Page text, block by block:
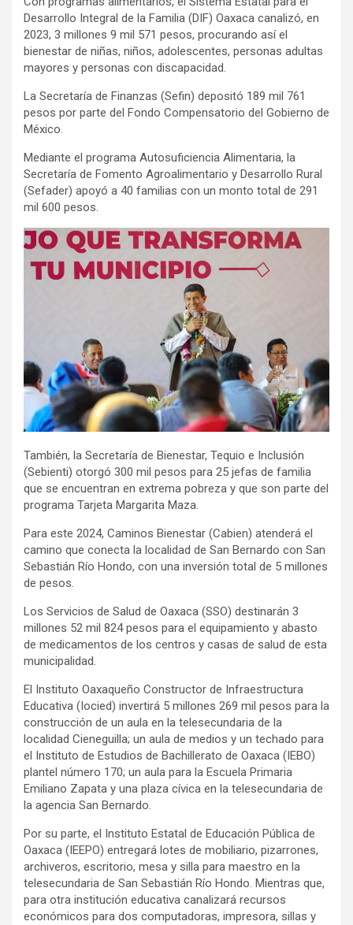
Desarrollo Integral de la Familia (DIF) Oaxaca canalizó, en
2023, 3 millones 9 mil 571 pesos, procurando así el
bienestar de niñas, niños, adolescentes, personas adultas
mayores y personas con discapacidad.
La Secretaría de Finanzas (Sefin) depositó 189 mil 761
pesos por parte del Fondo Compensatorio del Gobierno de
México.
Mediante el programa Autosuficiencia Alimentaria, la
Secretaría de Fomento Agroalimentario y Desarrollo Rural
(Sefader) apoyó a 40 familias con un monto total de 291
mil 600 pesos.
También, la Secretaría de Bienestar, Tequio e Inclusión
(Sebienti) otorgó 300 mil pesos para 25 jefas de familia
que se encuentran en extrema pobreza y que son parte del
programa Tarjeta Margarita Maza.
Para este 2024, Caminos Bienestar (Cabien) atenderá el
camino que conecta la localidad de San Bernardo con San
Sebastián Río Hondo, con una inversión total de 5 millones
de pesos.
Los Servicios de Salud de Oaxaca (SSO) destinarán 3
millones 52 mil 824 pesos para el equipamiento y abasto
de medicamentos de los centros y casas de salud de esta
municipalidad.
El Instituto Oaxaqueño Constructor de Infraestructura
Educativa (Iocied) invertirá 5 millones 269 mil pesos para la
construcción de un aula en la telesecundaria de la
localidad Cieneguilla; un aula de medios y un techado para
el Instituto de Estudios de Bachillerato de Oaxaca (IEBO)
plantel número 170; un aula para la Escuela Primaria
Emiliano Zapata y una plaza cívica en la telesecundaria de
la agencia San Bernardo.
Por su parte, el Instituto Estatal de Educación Pública de
Oaxaca (IEEPO) entregará lotes de mobiliario, pizarrones,
archiveros, escritorio, mesa y silla para maestro en la
telesecundaria de San Sebastián Río Hondo. Mientras que,
para otra institución educativa canalizará recursos
económicos para dos computadoras, impresora, sillas y